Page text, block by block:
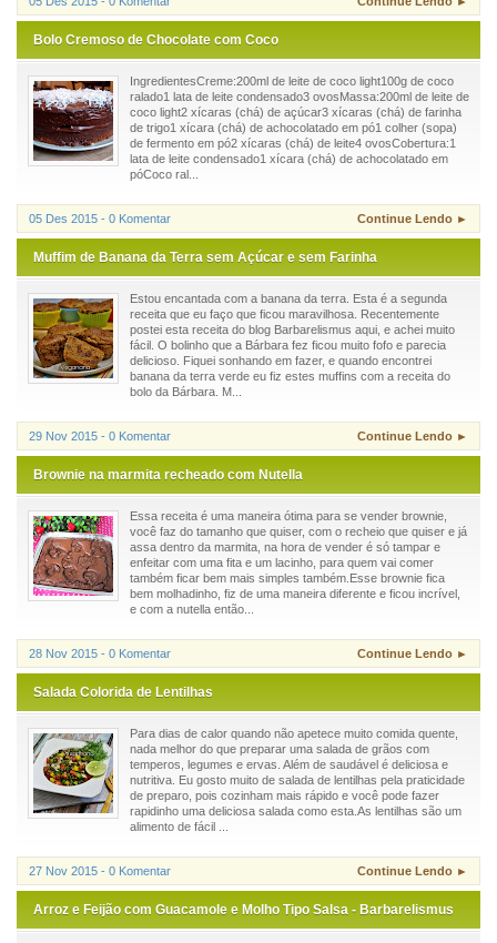
Bolo Cremoso de Chocolate com Coco
IngredientesCreme:200ml de leite de coco light100g de coco
ralado1 lata de leite condensado3 ovosMassa:200ml de leite de
coco light2 xícaras (chá) de açúcar3 xícaras (chá) de farinha
de trigo1 xícara (chá) de achocolatado em pó1 colher (sopa)
de fermento em pó2 xícaras (chá) de leite4 ovosCobertura:1
lata de leite condensado1 xícara (chá) de achocolatado em
póCoco ral...
05 Des 2015 - 0 Komentar Continue Lendo ►
Muffim de Banana da Terra sem Açúcar e sem Farinha
Estou encantada com a banana da terra. Esta é a segunda
receita que eu faço que ficou maravilhosa. Recentemente
postei esta receita do blog Barbarelismus aqui, e achei muito
fácil. O bolinho que a Bárbara fez ficou muito fofo e parecia
delicioso. Fiquei sonhando em fazer, e quando encontrei
banana da terra verde eu fiz estes muffins com a receita do
bolo da Bárbara. M...
29 Nov 2015 - 0 Komentar Continue Lendo ►
Brownie na marmita recheado com Nutella
Essa receita é uma maneira ótima para se vender brownie,
você faz do tamanho que quiser, com o recheio que quiser e já
assa dentro da marmita, na hora de vender é só tampar e
enfeitar com uma fita e um lacinho, para quem vai comer
também ficar bem mais simples também.Esse brownie fica
bem molhadinho, fiz de uma maneira diferente e ficou incrível,
e com a nutella então...
28 Nov 2015 - 0 Komentar Continue Lendo ►
Salada Colorida de Lentilhas
Para dias de calor quando não apetece muito comida quente,
nada melhor do que preparar uma salada de grãos com
temperos, legumes e ervas. Além de saudável é deliciosa e
nutritiva. Eu gosto muito de salada de lentilhas pela praticidade
de preparo, pois cozinham mais rápido e você pode fazer
rapidinho uma deliciosa salada como esta.As lentilhas são um
alimento de fácil ...
27 Nov 2015 - 0 Komentar Continue Lendo ►
Arroz e Feijão com Guacamole e Molho Tipo Salsa - Barbarelismus